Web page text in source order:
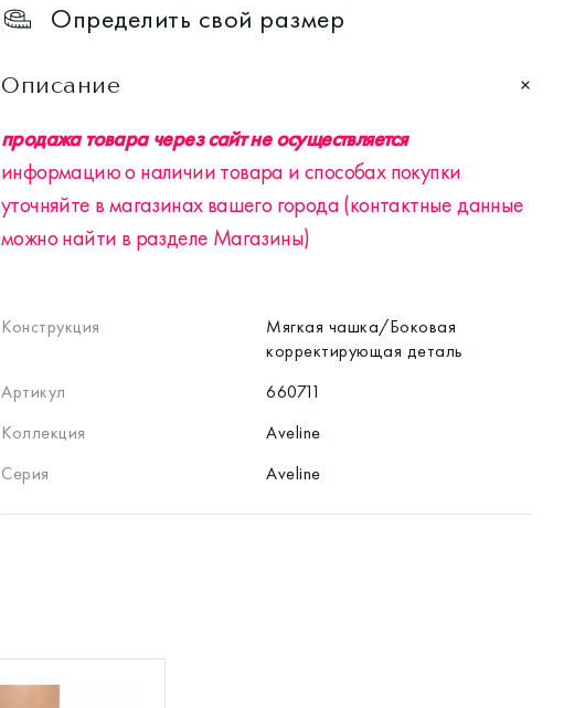
Определить свой размер
Описание
продажа товара через сайт не осуществляется
информацию о наличии товара и способах покупки
уточняйте в магазинах вашего города (контактные данные
можно найти в разделе Магазины)
Конструкция
Мягкая чашка/Боковая
корректирующая деталь
Артикул
660711
Коллекция
Aveline
Серия
Aveline